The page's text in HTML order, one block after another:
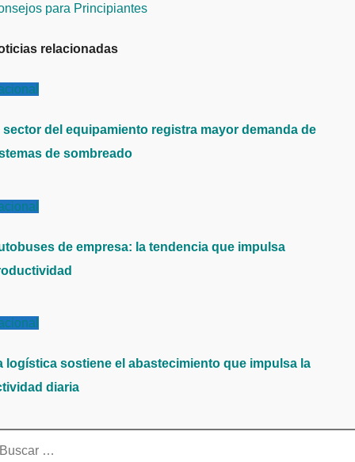
para Principiantes
relacionadas
sector del equipamiento registra mayor demanda de
de sombreado
de empresa: la tendencia que impulsa
logística sostiene el abastecimiento que impulsa la
diaria